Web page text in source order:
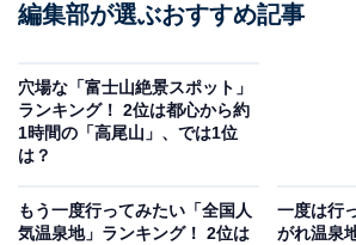
編集部が選ぶおすすめ記事
穴場な「富士山絶景スポット」
ランキング！ 2位は都心から約
1時間の「高尾山」、では1位
は？
もう一度行ってみたい「全国人
気温泉地」ランキング！ 2位は
一度は行
がれ温泉